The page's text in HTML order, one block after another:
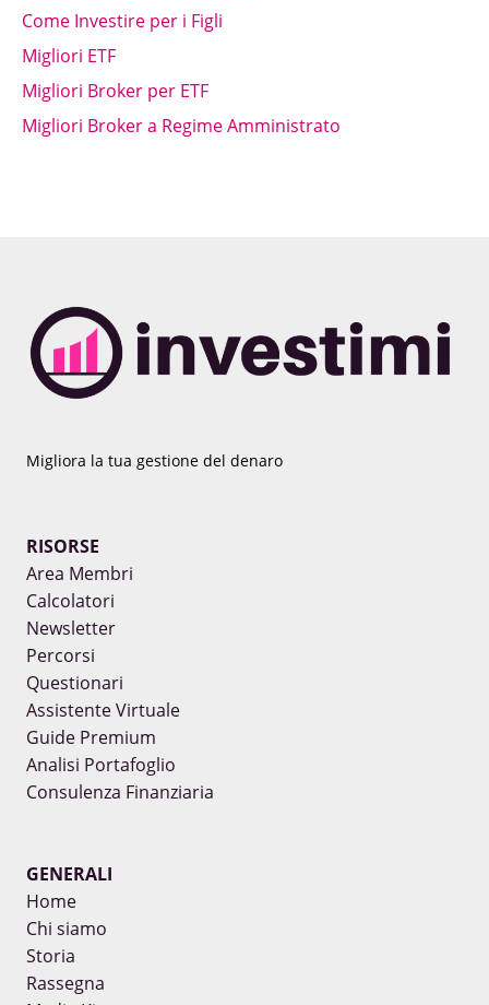
Come Investire per i Figli
Migliori ETF
Migliori Broker per ETF
Migliori Broker a Regime Amministrato
Migliora la tua gestione del denaro
RISORSE
Area Membri
Calcolatori
Newsletter
Percorsi
Questionari
Assistente Virtuale
Guide Premium
Analisi Portafoglio
Consulenza Finanziaria
GENERALI
Home
Chi siamo
Storia
Rassegna